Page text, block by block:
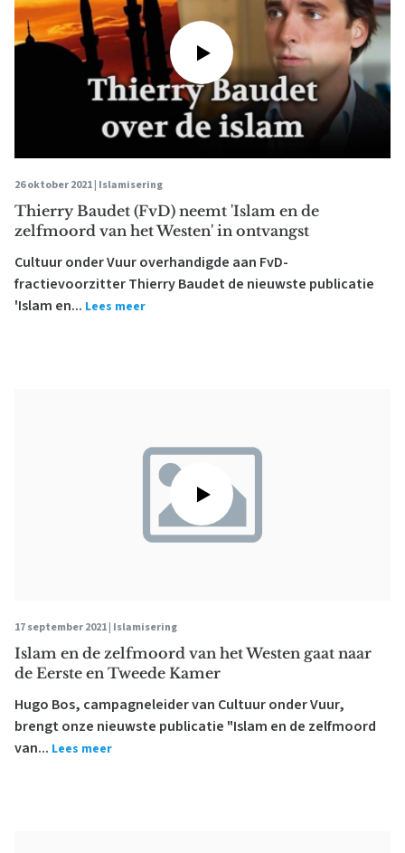
26 oktober 2021 | Islamisering
Thierry Baudet (FvD) neemt 'Islam en de
zelfmoord van het Westen' in ontvangst
Cultuur onder Vuur overhandigde aan FvD-
fractievoorzitter Thierry Baudet de nieuwste publicatie
'Islam en... Lees meer
17 september 2021 | Islamisering
Islam en de zelfmoord van het Westen gaat naar
de Eerste en Tweede Kamer
Hugo Bos, campagneleider van Cultuur onder Vuur,
brengt onze nieuwste publicatie "Islam en de zelfmoord
van... Lees meer